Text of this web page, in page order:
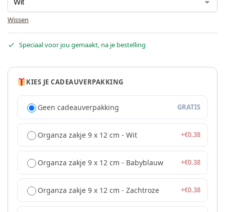
Wissen
Speciaal voor jou gemaakt, na je bestelling
KIES JE CADEAUVERPAKKING
Geen cadeauverpakking GRATIS
Organza zakje 9 x 12 cm - Wit +€0.38
Organza zakje 9 x 12 cm - Babyblauw +€0.38
Organza zakje 9 x 12 cm - Zachtroze +€0.38